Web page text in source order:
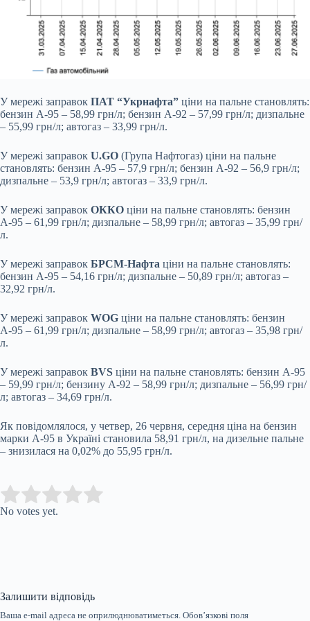
У мережі заправок ПАТ “Укрнафта” ціни на пальне становлять:
бензин А-95 – 58,99 грн/л; бензин А-92 – 57,99 грн/л; дизпальне
– 55,99 грн/л; автогаз – 33,99 грн/л.
У мережі заправок U.GO (Група Нафтогаз) ціни на пальне
становлять: бензин А-95 – 57,9 грн/л; бензин А-92 – 56,9 грн/л;
дизпальне – 53,9 грн/л; автогаз – 33,9 грн/л.
У мережі заправок ОККО ціни на пальне становлять: бензин
А-95 – 61,99 грн/л; дизпальне – 58,99 грн/л; автогаз – 35,99 грн/
л.
У мережі заправок БРСМ-Нафта ціни на пальне становлять:
бензин А-95 – 54,16 грн/л; дизпальне – 50,89 грн/л; автогаз –
32,92 грн/л.
У мережі заправок WOG ціни на пальне становлять: бензин
А-95 – 61,99 грн/л; дизпальне – 58,99 грн/л; автогаз – 35,98 грн/
л.
У мережі заправок BVS ціни на пальне становлять: бензин А-95
– 59,99 грн/л; бензину А-92 – 58,99 грн/л; дизпальне – 56,99 грн/
л; автогаз – 34,69 грн/л.
Як повідомлялося, у четвер, 26 червня, середня ціна на бензин
марки А-95 в Україні становила 58,91 грн/л, на дизельне пальне
– знизилася на 0,02% до 55,95 грн/л.
Rate this item:
No votes yet.
Залишити відповідь
Ваша e-mail адреса не оприлюднюватиметься. Обов’язкові поля